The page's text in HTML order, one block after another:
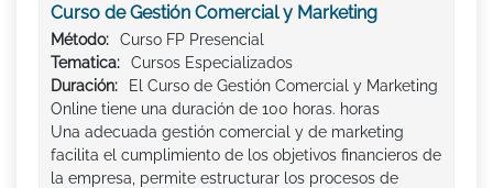
Curso de Gestión Comercial y Marketing
Método:
Curso FP Presencial
Tematica:
Cursos Especializados
Duración:
El Curso de Gestión Comercial y Marketing
Online tiene una duración de 100 horas. horas
Una adecuada gestión comercial y de marketing
facilita el cumplimiento de los objetivos financieros de
la empresa, permite estructurar los procesos de